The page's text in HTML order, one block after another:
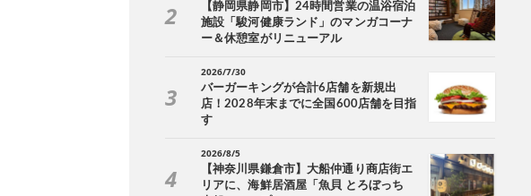
【静岡県静岡市】24時間営業の温浴宿泊
施設「駿河健康ランド」のマンガコーナ
ー＆休憩室がリニューアル
2026/7/30
バーガーキングが合計6店舗を新規出
店！2028年末までに全国600店舗を目指
す
2026/8/5
【神奈川県鎌倉市】大船仲通り商店街エ
リアに、海鮮居酒屋「魚貝 とろぼっち